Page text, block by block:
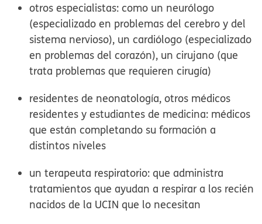
otros especialistas: como un neurólogo
(especializado en problemas del cerebro y del
sistema nervioso), un cardiólogo (especializado
en problemas del corazón), un cirujano (que
trata problemas que requieren cirugía)
residentes de neonatología, otros médicos
residentes y estudiantes de medicina: médicos
que están completando su formación a
distintos niveles
un terapeuta respiratorio: que administra
tratamientos que ayudan a respirar a los recién
nacidos de la UCIN que lo necesitan